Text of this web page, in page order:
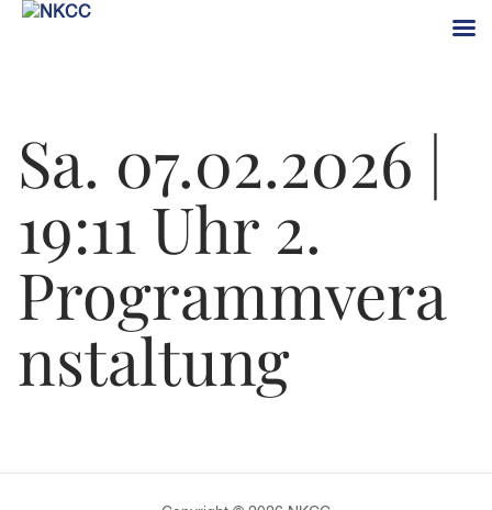
springen
Sa. 07.02.2026 |
19:11 Uhr 2.
Programmvera
nstaltung